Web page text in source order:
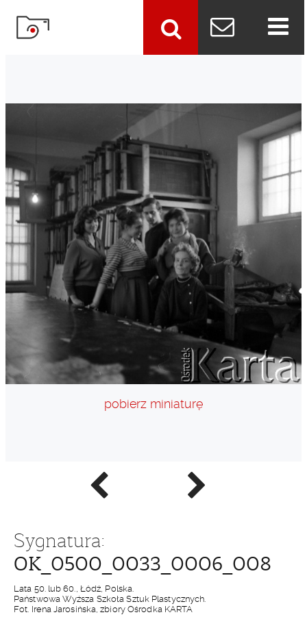
Poprzednie
zdjęcie
Następne
zdjęcie
pobierz miniaturę
Sygnatura:
OK_0500_0033_0006_008
Lata 50. lub 60., Łódź, Polska.
Państwowa Wyższa Szkoła Sztuk Plastycznych.
Fot. Irena Jarosińska, zbiory Ośrodka KARTA